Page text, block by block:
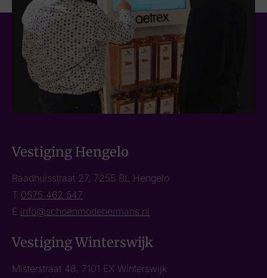
Vestiging Hengelo
Raadhuisstraat 27, 7255 BL Hengelo
T 0575 462 547
E info@schoenmodehermans.nl
Vestiging Winterswijk
Misterstraat 48, 7101 EX Winterswijk